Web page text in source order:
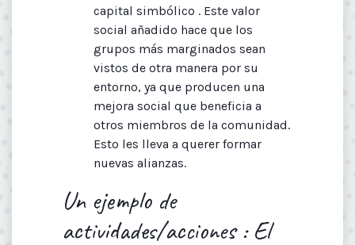
capital simbólico . Este valor
social añadido hace que los
grupos más marginados sean
vistos de otra manera por su
entorno, ya que producen una
mejora social que beneficia a
otros miembros de la comunidad.
Esto les lleva a querer formar
nuevas alianzas.
Un ejemplo de
actividades/acciones : El